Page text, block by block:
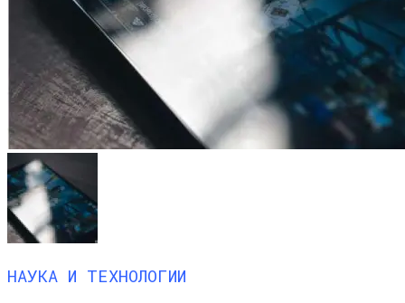
НАУКА И ТЕХНОЛОГИИ